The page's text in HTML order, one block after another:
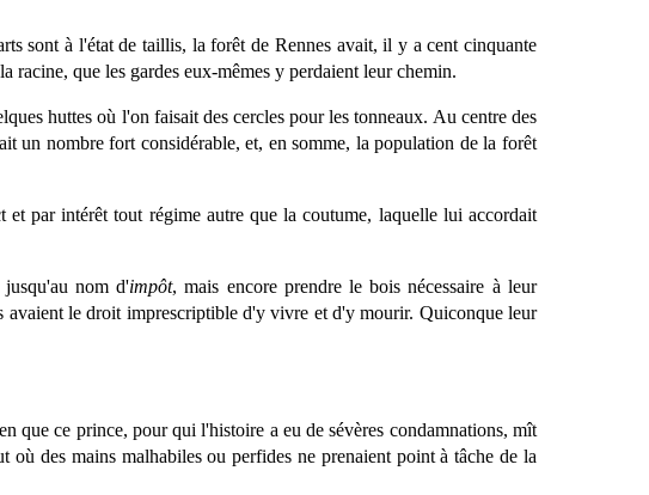
sont à l'état de taillis, la forêt de Rennes avait, il y a cent cinquante
racine, que les gardes eux-mêmes y perdaient leur chemin.
huttes où l'on faisait des cercles pour les tonneaux. Au centre des
un nombre fort considérable, et, en somme, la population de la forêt
par intérêt tout régime autre que la coutume, laquelle lui accordait
jusqu'au nom d'impôt, mais encore prendre le bois nécessaire à leur
avaient le droit imprescriptible d'y vivre et d'y mourir. Quiconque leur
que ce prince, pour qui l'histoire a eu de sévères condamnations, mît
des mains malhabiles ou perfides ne prenaient point à tâche de la